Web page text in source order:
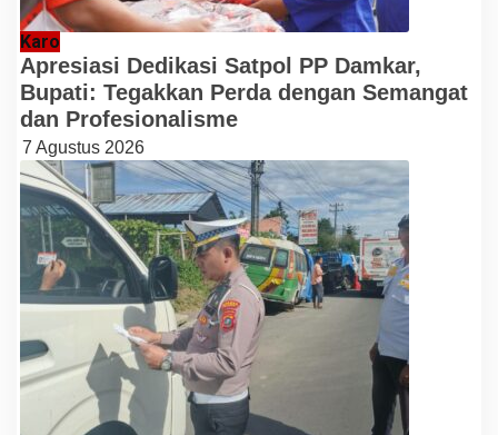
Karo
Apresiasi Dedikasi Satpol PP Damkar,
Bupati: Tegakkan Perda dengan Semangat
dan Profesionalisme
7 Agustus 2026